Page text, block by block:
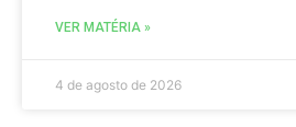
VER MATÉRIA »
4 de agosto de 2026